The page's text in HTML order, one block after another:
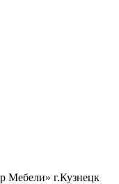
Мебели» г.Кузнецк